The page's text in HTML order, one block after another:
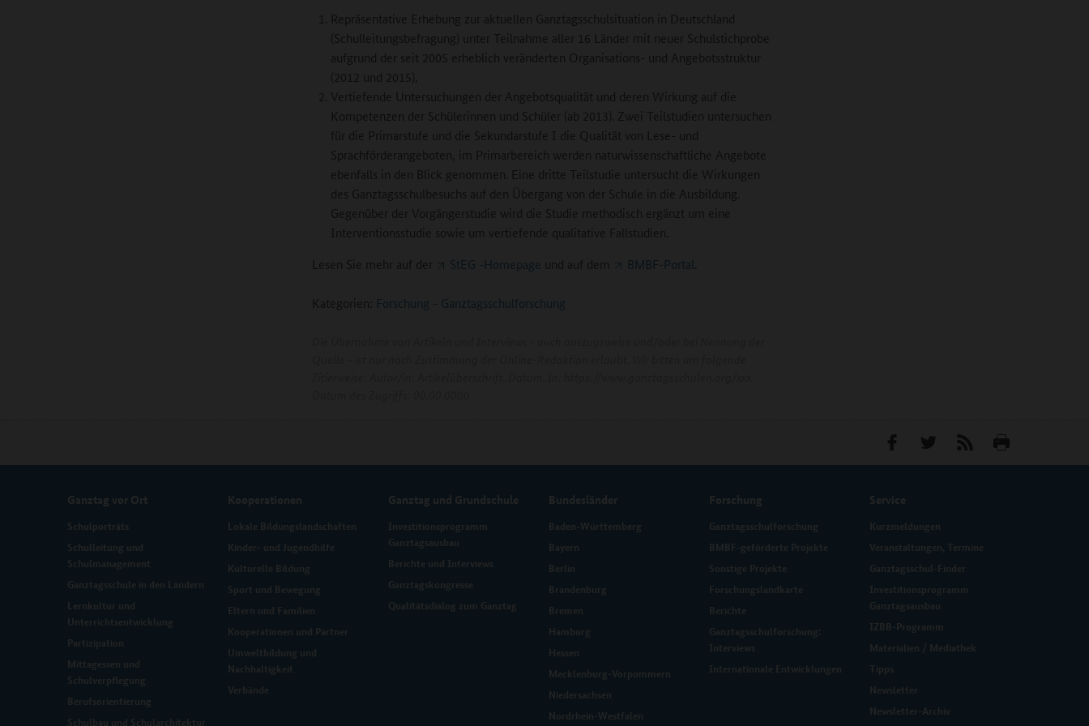
Repräsentative Erhebung zur aktuellen Ganztagsschulsituation in Deutschland
(Schulleitungsbefragung) unter Teilnahme aller 16 Länder mit neuer Schulstichprobe
aufgrund der seit 2005 erheblich veränderten Organisations- und Angebotsstruktur
(2012 und 2015),
Vertiefende Untersuchungen der Angebotsqualität und deren Wirkung auf die
Kompetenzen der Schülerinnen und Schüler (ab 2013). Zwei Teilstudien untersuchen
für die Primarstufe und die Sekundarstufe I die Qualität von Lese- und
Sprachförderangeboten, im Primarbereich werden naturwissenschaftliche Angebote
ebenfalls in den Blick genommen. Eine dritte Teilstudie untersucht die Wirkungen
des Ganztagsschulbesuchs auf den Übergang von der Schule in die Ausbildung.
Gegenüber der Vorgängerstudie wird die Studie methodisch ergänzt um eine
Interventionsstudie sowie um vertiefende qualitative Fallstudien.
Lesen Sie mehr auf der
StEG -Homepage und auf dem BMBF-Portal
Kategorien: Forschung - Ganztagsschulforschung
Ganztag vor Ort
Schulporträts
Schulleitung und
Schulmanagement
Ganztagsschule in den Ländern
Lernkultur und
Unterrichtsentwicklung
Partizipation
Mittagessen und
Schulverpflegung
Berufsorientierung
Schulbau und Schularchitektur
Kooperationen
Lokale Bildungslandschaften
Kinder- und Jugendhilfe
Kulturelle Bildung
Sport und Bewegung
Eltern und Familien
Kooperationen und Partner
Umweltbildung und
Nachhaltigkeit
Verbände
Ganztag und Grundschule
Investitionsprogramm
Ganztagsausbau
Berichte und Interviews
Ganztagskongresse
Qualitätsdialog zum Ganztag
Bundesländer
Baden-Württemberg
Bayern
Berlin
Brandenburg
Bremen
Hamburg
Hessen
Mecklenburg-Vorpommern
Niedersachsen
Nordrhein-Westfalen
Forschung
Ganztagsschulforschung
BMBF-geförderte Projekte
Sonstige Projekte
Forschungslandkarte
Berichte
Ganztagsschulforschung:
Interviews
Internationale Entwicklungen
Service
Kurzmeldungen
Veranstaltungen, Termine
Ganztagsschul-Finder
Investitionsprogramm
Ganztagsausbau
IZBB-Programm
Materialien / Mediathek
Tipps
Newsletter
Newsletter-Archiv